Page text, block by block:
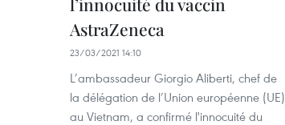
AstraZeneca
23/03/2021 14:10
L’ambassadeur Giorgio Aliberti, chef de
la délégation de l’Union européenne (UE)
au Vietnam, a confirmé l'innocuité du